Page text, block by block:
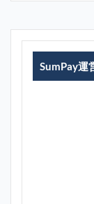
SumPay運